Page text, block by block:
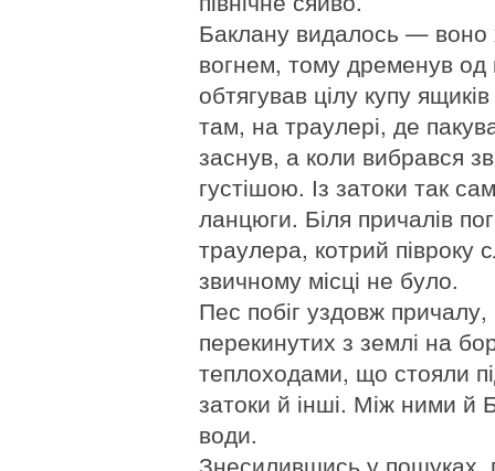
Баклану видалось — воно
вогнем, тому дременув од
обтягував цілу купу
там, на траулері, де
заснув, а коли вибрався
густішою. Із затоки так
ланцюги. Біля причалів
траулера, котрий півроку
звичному місці не було.
Пес побіг уздовж
перекинутих з землі на
теплоходами, що стояли
затоки й інші. Між ними й
води.
Знесилившись у пошуках,